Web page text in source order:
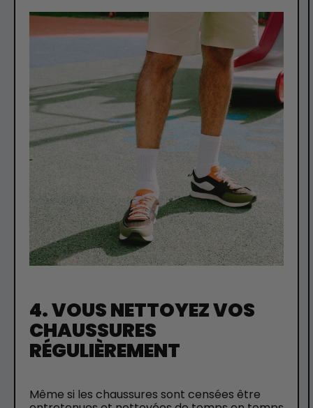
4. VOUS NETTOYEZ VOS
CHAUSSURES
RÉGULIÈREMENT
Même si les chaussures sont censées être